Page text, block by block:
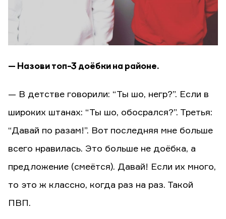
— Назови топ-3 доёбки на районе.
— В детстве говорили: “Ты шо, негр?”. Если в
широких штанах: “Ты шо, обосрался?”. Третья:
“Давай по разам!”. Вот последняя мне больше
всего нравилась. Это больше не доёбка, а
предложение (смеётся). Давай! Если их много,
то это ж классно, когда раз на раз. Такой
ПВП.